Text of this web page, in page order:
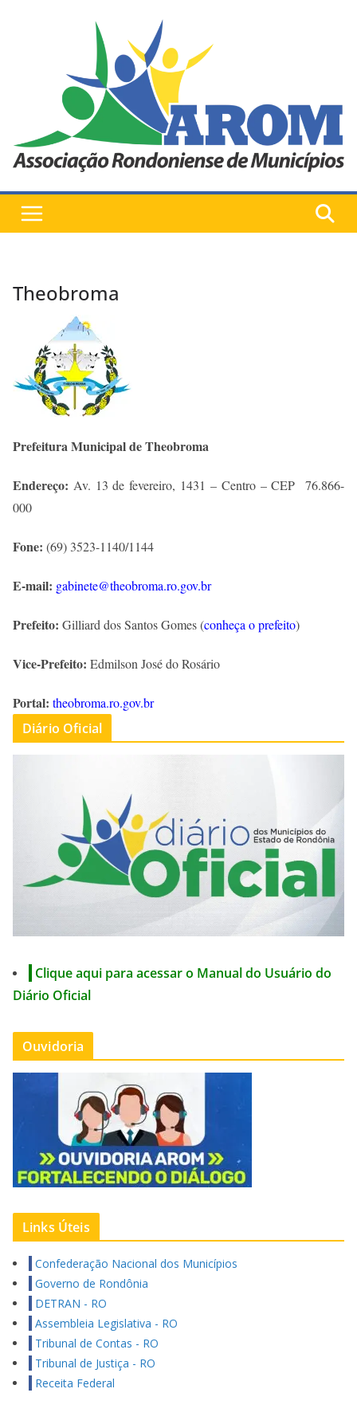
Theobroma
Prefeitura Municipal de Theobroma
Endereço: Av. 13 de fevereiro, 1431 – Centro – CEP 76.866-
000
Fone: (69) 3523-1140/1144
E-mail: gabinete@theobroma.ro.gov.br
Prefeito: Gilliard dos Santos Gomes (conheça o prefeito)
Vice-Prefeito: Edmilson José do Rosário
Portal: theobroma.ro.gov.br
Diário Oficial
Clique aqui para acessar o Manual do Usuário do
Diário Oficial
Ouvidoria
Links Úteis
Confederação Nacional dos Municípios
Governo de Rondônia
DETRAN - RO
Assembleia Legislativa - RO
Tribunal de Contas - RO
Tribunal de Justiça - RO
Receita Federal